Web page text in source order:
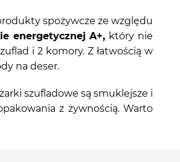
spożywcze ze względu
energetycznej A+, który nie
i 2 komory. Z łatwością w
na deser.
szufladowe są smuklejsze i
z żywnością. Warto